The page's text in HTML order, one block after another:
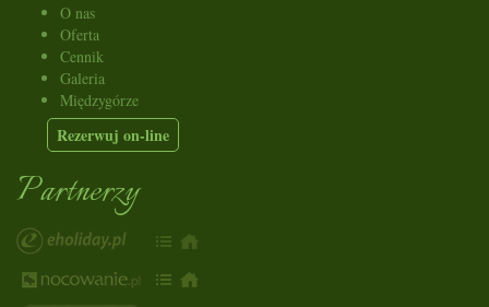
O nas
Oferta
Cennik
Galeria
Międzygórze
Rezerwuj on-line
Partnerzy